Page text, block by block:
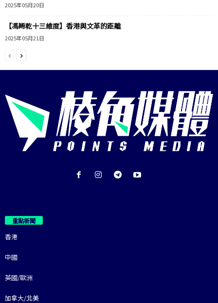
2025年05月20日
【馮睎乾十三維度】香港與文革的距離
2025年05月21日
重點新聞
香港
中國
英國/歐洲
加拿大/北美